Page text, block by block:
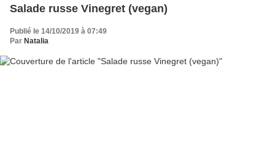
Salade russe Vinegret (vegan)
Publié le 14/10/2019 à 07:49
Par Natalia